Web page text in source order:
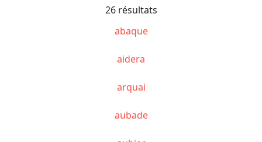
26 résultats
abaque
aidera
arquai
aubade